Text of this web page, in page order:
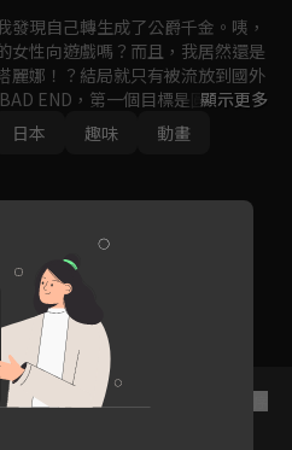
現自己轉生成了公爵千金。咦，
女性向遊戲嗎？而且，我居然還是
麗娜！？結局就只有被流放到國外
END，第一個目標是圓滿地接
派千金，闖入了盡是帥哥的逆后
滅迴避愛情喜劇。
顯示更多
日本 趣味
動畫